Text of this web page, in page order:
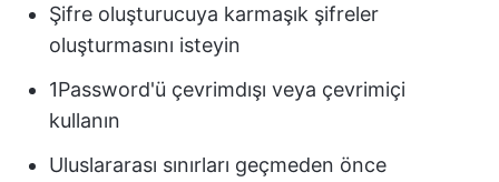
Şifre oluşturucuya karmaşık şifreler
oluşturmasını isteyin
1Password'ü çevrimdışı veya çevrimiçi
kullanın
Uluslararası sınırları geçmeden önce